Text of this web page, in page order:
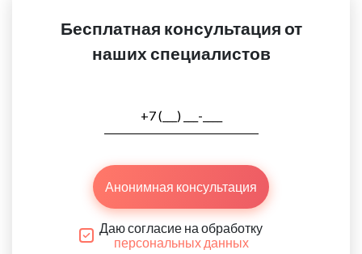
Бесплатная консультация от
наших специалистов
Анонимная консультация
Даю согласие на обработку
персональных данных